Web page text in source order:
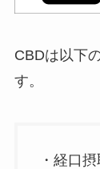
CBDは以下
す。
・経口摂